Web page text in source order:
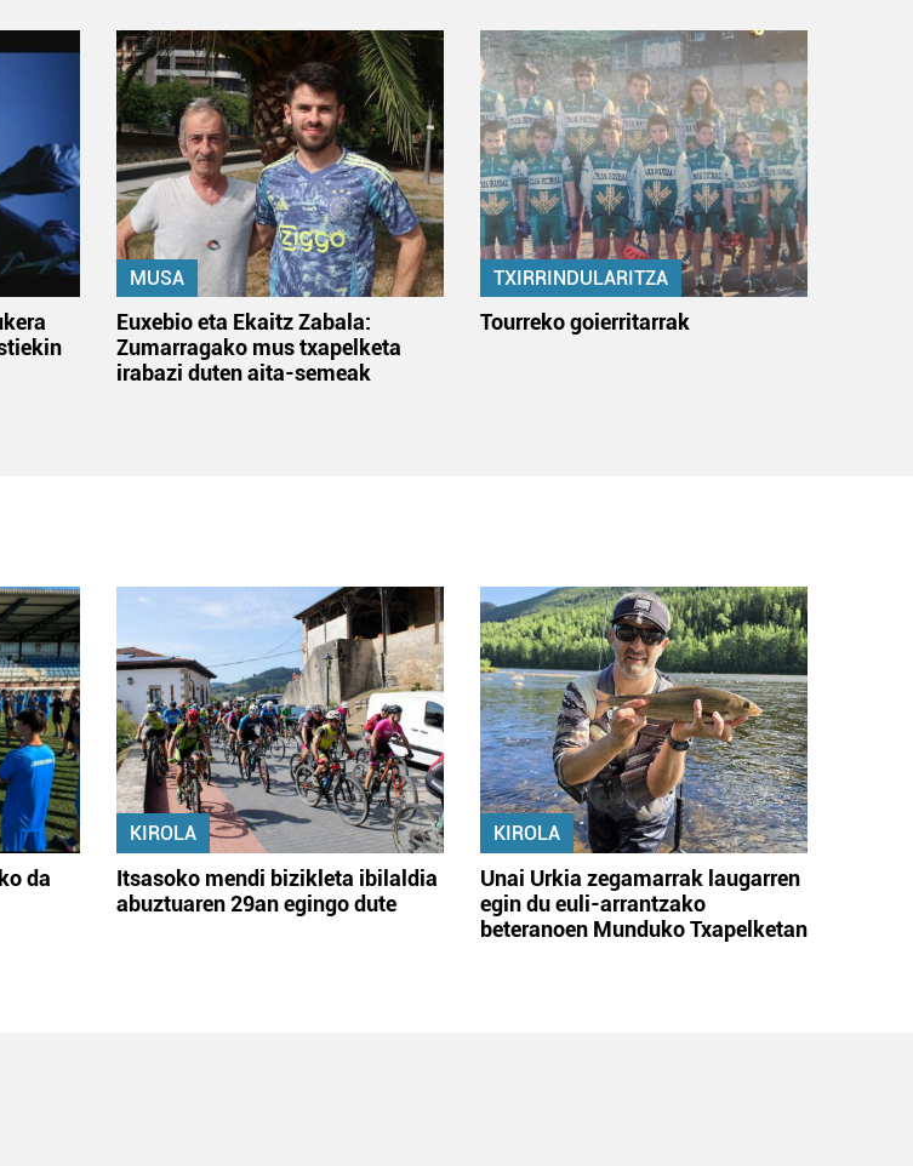
MUSA
Euxebio eta Ekaitz Zabala:
Zumarragako mus txapelketa
irabazi duten aita-semeak
TXIRRINDULARITZA
Tourreko goierritarrak
da
KIROLA
Itsasoko mendi bizikleta ibilaldia
abuztuaren 29an egingo dute
KIROLA
Unai Urkia zegamarrak laugarren
egin du euli-arrantzako
beteranoen Munduko Txapelketan